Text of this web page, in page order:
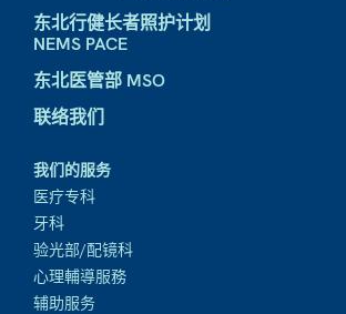
东北行健长者照护计划
NEMS PACE
东北医管部 MSO
联络我们
我们的服务
医疗专科
牙科
验光部/配镜科
心理輔導服務
辅助服务